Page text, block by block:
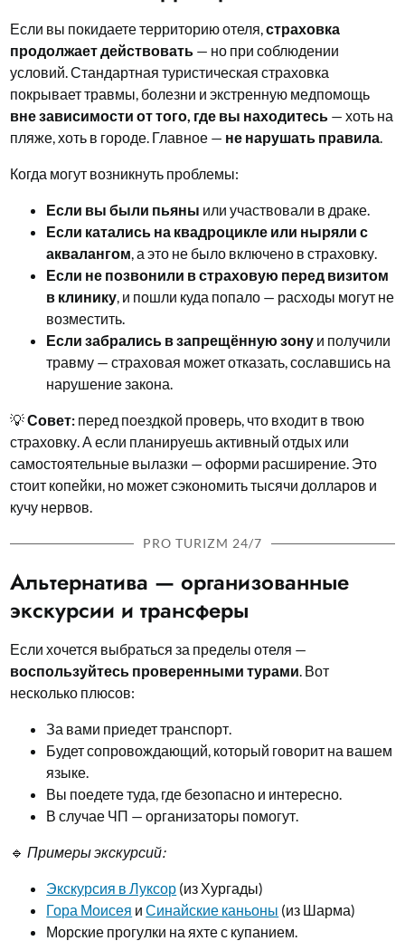
Если вы покидаете территорию отеля,страховка
продолжает действовать — но при соблюдении
условий. Стандартная туристическая страховка
покрывает травмы, болезни и экстренную медпомощь
вне зависимости от того, где вы находитесь — хоть на
пляже, хоть в городе. Главное — не нарушать правила.
Когда могут возникнуть проблемы:
Если вы были пьяны или участвовали в драке.
Если катались на квадроцикле или ныряли с
аквалангом, а это не было включено в страховку.
Если не позвонили в страховую перед визитом
в клинику, и пошли куда попало — расходы могут не
возместить.
Если забрались в запрещённую зону и получили
травму — страховая может отказать, сославшись на
нарушение закона.
💡Совет: перед поездкой проверь, что входит в твою
страховку. А если планируешь активный отдых или
самостоятельные вылазки — оформи расширение. Это
стоит копейки, но может сэкономить тысячи долларов и
кучу нервов.
PRO TURIZM 24/7
Альтернатива — организованные
экскурсии и трансферы
Если хочется выбраться за пределы отеля —
воспользуйтесь проверенными турами. Вот
несколько плюсов:
За вами приедет транспорт.
Будет сопровождающий, который говорит на вашем
языке.
Вы поедете туда, где безопасно и интересно.
В случае ЧП — организаторы помогут.
🔹Примеры экскурсий:
Экскурсия в Луксор (из Хургады)
Гора Моисея иСинайские каньоны (из Шарма)
Морские прогулки на яхте с купанием.